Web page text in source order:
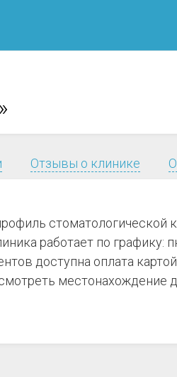
Отзывы о клинике
работает по графику:
доступна оплата
местонахождение